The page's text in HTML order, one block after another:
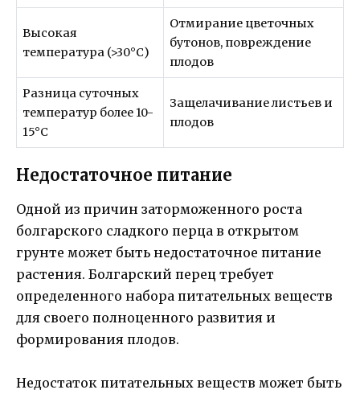
Высокая
температура (>30°C)
Отмирание цветочных
бутонов, повреждение
плодов
Разница суточных
температур более 10-
15°C
Защелачивание листьев и
плодов
Недостаточное питание
Одной из причин заторможенного роста
болгарского сладкого перца в открытом
грунте может быть недостаточное питание
растения. Болгарский перец требует
определенного набора питательных веществ
для своего полноценного развития и
формирования плодов.
Недостаток питательных веществ может быть